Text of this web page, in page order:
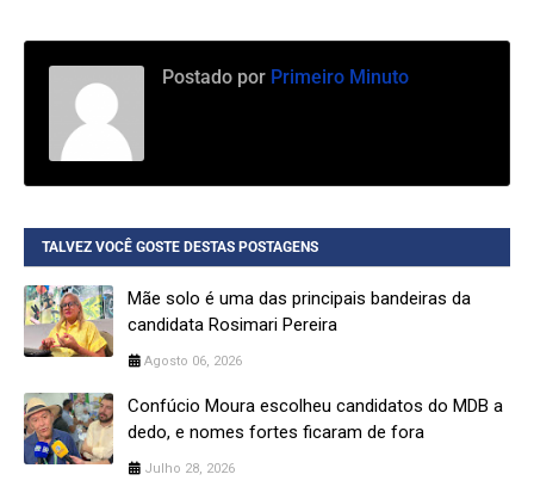
Postado por Primeiro Minuto
TALVEZ VOCÊ GOSTE DESTAS POSTAGENS
Mãe solo é uma das principais bandeiras da
candidata Rosimari Pereira
Agosto 06, 2026
Confúcio Moura escolheu candidatos do MDB a
dedo, e nomes fortes ficaram de fora
Julho 28, 2026